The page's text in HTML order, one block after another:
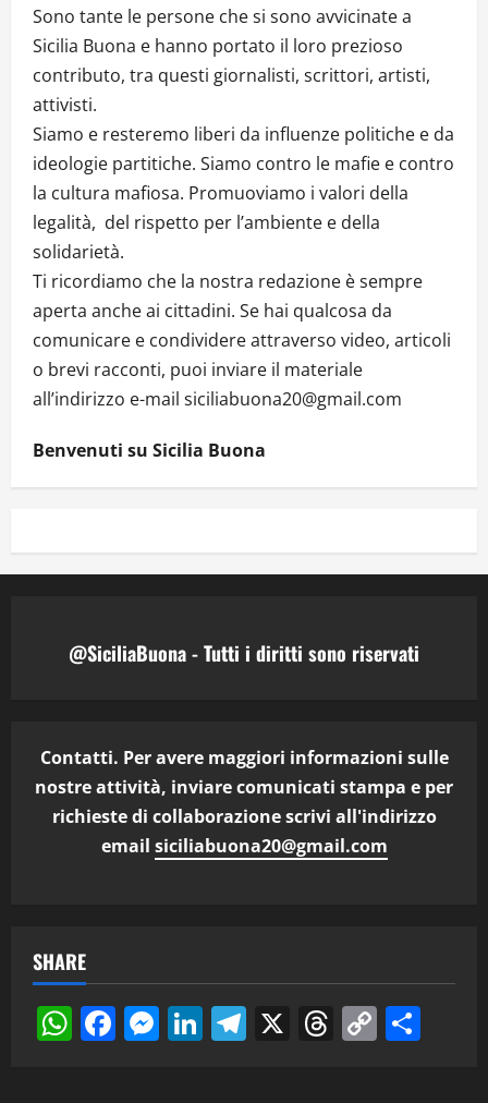
Sono tante le persone che si sono avvicinate a
Sicilia Buona e hanno portato il loro prezioso
contributo, tra questi giornalisti, scrittori, artisti,
attivisti.
Siamo e resteremo liberi da influenze politiche e da
ideologie partitiche. Siamo contro le mafie e contro
la cultura mafiosa. Promuoviamo i valori della
legalità, del rispetto per l’ambiente e della
solidarietà.
Ti ricordiamo che la nostra redazione è sempre
aperta anche ai cittadini. Se hai qualcosa da
comunicare e condividere attraverso video, articoli
o brevi racconti, puoi inviare il materiale
all’indirizzo e-mail siciliabuona20@gmail.com
Benvenuti su Sicilia Buona
@SiciliaBuona - Tutti i diritti sono riservati
Contatti. Per avere maggiori informazioni sulle
nostre attività, inviare comunicati stampa e per
richieste di collaborazione scrivi all'indirizzo
email siciliabuona20@gmail.com
SHARE
WhatsApp
Facebook
Messenger
LinkedIn
Telegram
X Threads
Copy